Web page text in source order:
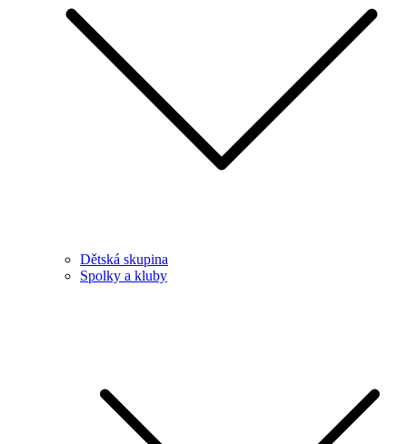
Dětská skupina
Spolky a kluby